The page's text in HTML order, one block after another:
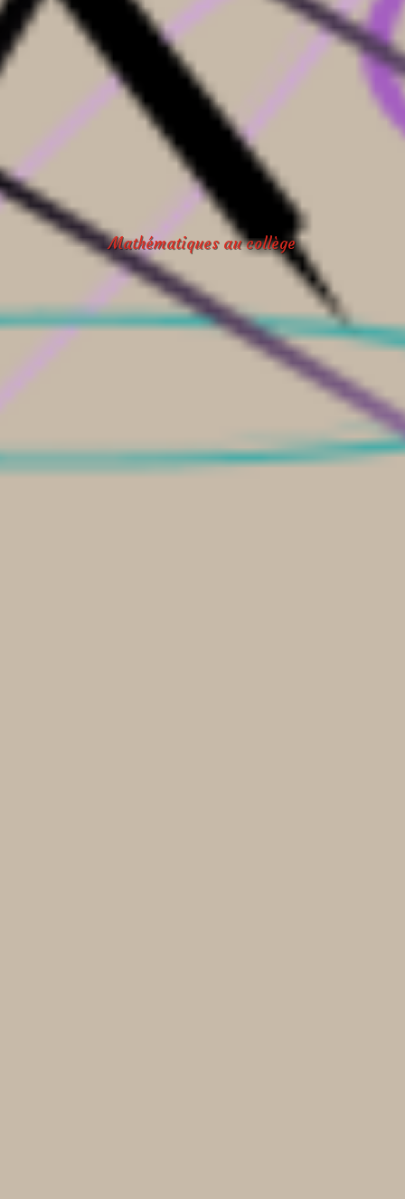
Mathématiques au collège